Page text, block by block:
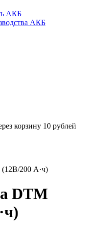
АКБ
АКБ
корзину 10 рублей
200 А·ч)
DTM